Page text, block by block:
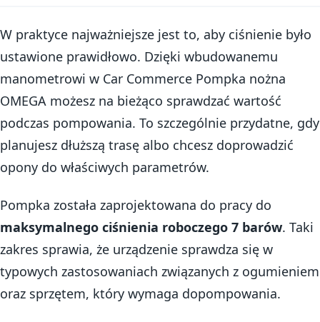
W praktyce najważniejsze jest to, aby ciśnienie było
ustawione prawidłowo. Dzięki wbudowanemu
manometrowi w Car Commerce Pompka nożna
OMEGA możesz na bieżąco sprawdzać wartość
podczas pompowania. To szczególnie przydatne, gdy
planujesz dłuższą trasę albo chcesz doprowadzić
opony do właściwych parametrów.
Pompka została zaprojektowana do pracy do
maksymalnego ciśnienia roboczego 7 barów. Taki
zakres sprawia, że urządzenie sprawdza się w
typowych zastosowaniach związanych z ogumieniem
oraz sprzętem, który wymaga dopompowania.